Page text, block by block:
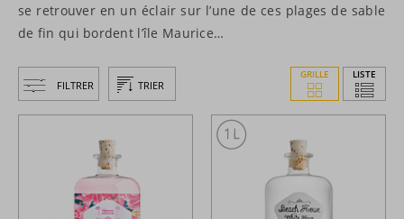
se retrouver en un éclair sur l’une de ces plages de sable
de fin qui bordent l’île Maurice…
FILTRER TRIER
GRILLE LISTE